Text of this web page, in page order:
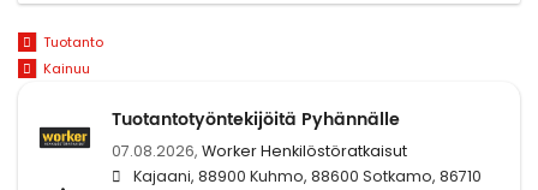
Tuotanto
Kainuu
Tuotantotyöntekijöitä Pyhännälle
07.08.2026, Worker Henkilöstöratkaisut
Kajaani, 88900 Kuhmo, 88600 Sotkamo, 86710